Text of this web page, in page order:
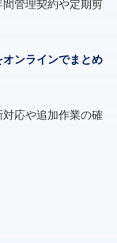
管理契約や定期剪
ンラインでまとめ
応や追加作業の確